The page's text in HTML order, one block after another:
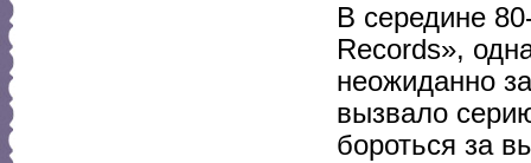
В середине
Records»,
неожиданно
вызвало
бороться за